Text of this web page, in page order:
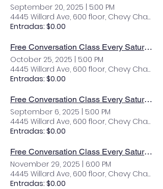
September 20, 2025 | 5:00 PM
4445 Willard Ave, 600 floor, Chevy Chase,
Entradas: $0.00
Free Conversation Class Every Saturday
October 25, 2025 | 5:00 PM
4445 Willard Ave, 600 floor, Chevy Chase,
Entradas: $0.00
Free Conversation Class Every Saturday
September 6, 2025 | 5:00 PM
4445 Willard Ave, 600 floor, Chevy Chase,
Entradas: $0.00
Free Conversation Class Every Saturday
November 29, 2025 | 6:00 PM
4445 Willard Ave, 600 floor, Chevy Chase,
Entradas: $0.00